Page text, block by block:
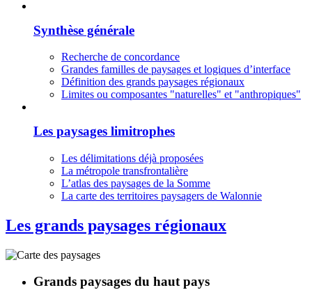
Synthèse générale
Recherche de concordance
Grandes familles de paysages et logiques d’interface
Définition des grands paysages régionaux
Limites ou composantes "naturelles" et "anthropiques"
Les paysages limitrophes
Les délimitations déjà proposées
La métropole transfrontalière
L’atlas des paysages de la Somme
La carte des territoires paysagers de Walonnie
Les grands paysages régionaux
Grands paysages du haut pays